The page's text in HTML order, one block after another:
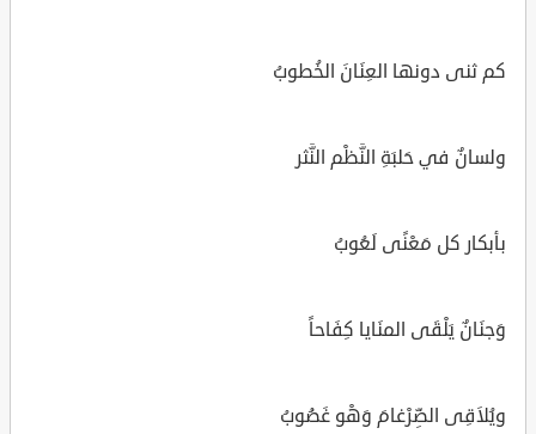
كم ثنى دونها العِنَانَ الخُطوبُ
ولسانٌ في حَلبَةِ النَّظْم النَّثر
بأبكار كل مَعْنًى لَعُوبُ
وَجنَانٌ يَلْقَى المنَايا كِفَاحاً
ويُلاَقِى الضِّرْغامَ وَهْو غَضُوبُ